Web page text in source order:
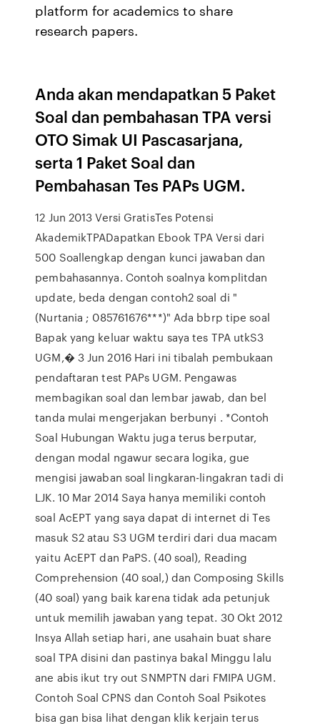
platform for academics to share
research papers.
Anda akan mendapatkan 5 Paket
Soal dan pembahasan TPA versi
OTO Simak UI Pascasarjana,
serta 1 Paket Soal dan
Pembahasan Tes PAPs UGM.
12 Jun 2013 Versi GratisTes Potensi
AkademikTPADapatkan Ebook TPA Versi dari
500 Soallengkap dengan kunci jawaban dan
pembahasannya. Contoh soalnya komplitdan
update, beda dengan contoh2 soal di "
(Nurtania ; 085761676***)" Ada bbrp tipe soal
Bapak yang keluar waktu saya tes TPA utkS3
UGM,� 3 Jun 2016 Hari ini tibalah pembukaan
pendaftaran test PAPs UGM. Pengawas
membagikan soal dan lembar jawab, dan bel
tanda mulai mengerjakan berbunyi . *Contoh
Soal Hubungan Waktu juga terus berputar,
dengan modal ngawur secara logika, gue
mengisi jawaban soal lingkaran-lingakran tadi di
LJK. 10 Mar 2014 Saya hanya memiliki contoh
soal AcEPT yang saya dapat di internet di Tes
masuk S2 atau S3 UGM terdiri dari dua macam
yaitu AcEPT dan PaPS. (40 soal), Reading
Comprehension (40 soal,) dan Composing Skills
(40 soal) yang baik karena tidak ada petunjuk
untuk memilih jawaban yang tepat. 30 Okt 2012
Insya Allah setiap hari, ane usahain buat share
soal TPA disini dan pastinya bakal Minggu lalu
ane abis ikut try out SNMPTN dari FMIPA UGM.
Contoh Soal CPNS dan Contoh Soal Psikotes
bisa gan bisa lihat dengan klik kerjain terus